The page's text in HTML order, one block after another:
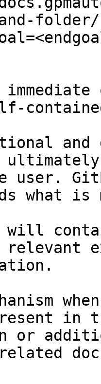
folder/
and
user.
what
will
relevant
in